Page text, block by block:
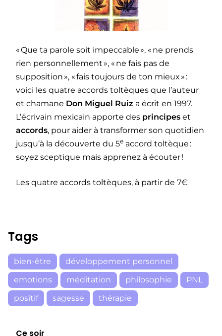
« Que ta parole soit impeccable », « ne prends
rien personnellement », « ne fais pas de
supposition », « fais toujours de ton mieux » :
voici les quatre accords toltèques que l’auteur
et chamane Don Miguel Ruiz a écrit en 1997.
L’écrivain mexicain apporte des principes et
accords, pour aider à transformer son quotidien
jusqu’à la découverte du 5e accord toltèque :
soyez sceptique mais apprenez à écouter !
Les quatre accords toltèques, à partir de 7€
Tags
bien-être
développement personnel
emotions
méditation philosophie
PNL
positif
sagesse thérapie
Ce soir